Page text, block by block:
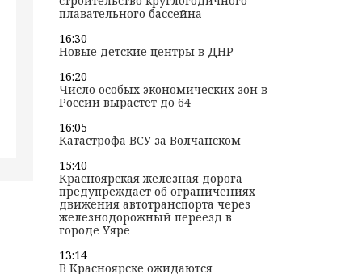
плавательного бассейна
16:30
Новые детские центры в ДНР
16:20
Число особых экономических зон в
России вырастет до 64
16:05
Катастрофа ВСУ за Волчанском
15:40
Красноярская железная дорога
предупреждает об ограничениях
движения автотранспорта через
железнодорожный переезд в
городе Уяре
13:14
В Красноярске ожидаются